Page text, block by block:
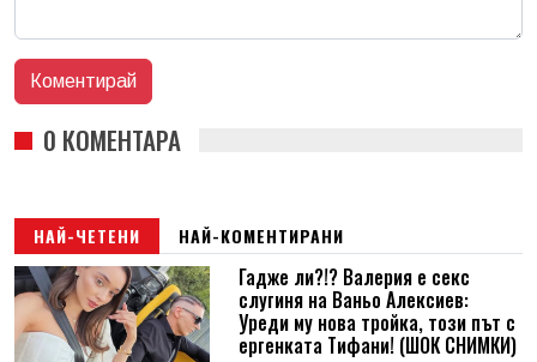
0 КОМЕНТАРА
НАЙ-ЧЕТЕНИ НАЙ-КОМЕНТИРАНИ
Гадже ли?!? Валерия е секс
слугиня на Ваньо Алексиев:
Уреди му нова тройка, този път с
ергенката Тифани! (ШОК СНИМКИ)